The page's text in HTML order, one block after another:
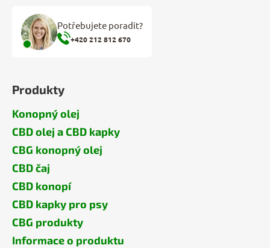
Potřebujete poradit?
+420 212 812 670
Produkty
Konopný olej
CBD olej a CBD kapky
CBG konopný olej
CBD čaj
CBD konopí
CBD kapky pro psy
CBG produkty
Informace o produktu